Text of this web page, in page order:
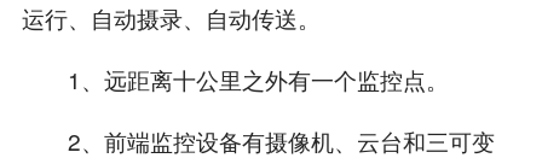
运行、自动摄录、自动传送。
1、远距离十公里之外有一个监控点。
2、前端监控设备有摄像机、云台和三可变